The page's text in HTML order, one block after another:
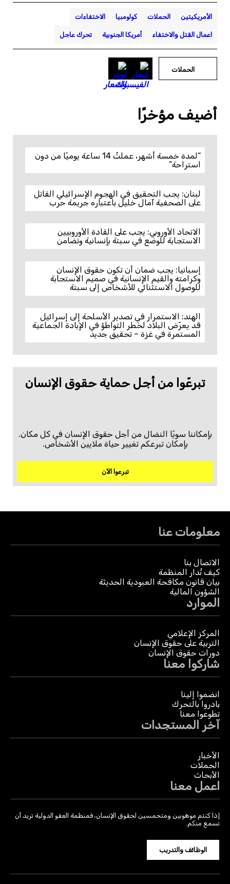
الأمريكيتين الحملات كولومبيا الاختفاءات
اعمال القتل والاختفاء أمريكا الجنوبية تحرك عاجل
الحملات
أضيف مؤخرًا
“لمدة خمسة أشهر، عملتُ 14 ساعة يوميًا من دون
استراحة”
لبنان: يجب التحقيق في الهجوم الإسرائيلي القاتل
على الصحفية آمال خليل باعتباره جريمة حرب
الاتحاد الأوروبي: يجب على القادة الأوروبيين
الاستجابة للوضع في سبتة بإنسانية وتضامن
إسبانيا: يجب ضمان أن تكون حقوق الإنسان
وكرامته والقيم الإنسانية في صميم الاستجابة
للوصول الاستثنائي للأشخاص إلى سبتة
الهند: الاستمرار في تصدير الأسلحة إلى إسرائيل
قد يعرّض البلاد لخطر التواطؤ في الإبادة الجماعية
المستمرة في غزة – تحقيق جديد
تبرعّوا من أجل حماية حقوق الإنسان
بإمكاننا سويًا النضال من أجل حقوق الإنسان في كل مكان.
بإمكان تبرعكم تغيير حياة ملايين الأشخاص.
تبرعوا الآن
معلومات عنا
الاتصال بنا
كيف تُدار المنظمة
بيان قانون مكافحة العبودية الحديثة
الشؤون المالية
الموارد
المركز الإعلامي
التربية على حقوق الإنسان
دورات حقوق الإنسان
شاركوا معنا
انضموا إلينا
بادروا بالتحرك
تطوعوا معنا
آخر المستجدات
الأخبار
الحملات
الأبحاث
اعمل معنا
إذا كنتم موهوبين ومتحمسين لحقوق الإنسان، فمنظمة العفو الدولية تريد أن
تسمع منكم.
الوظائف والتدريب